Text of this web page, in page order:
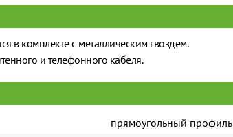
в комплекте с металлическим гвоздем.
и телефонного кабеля.
прямоугольный профиль